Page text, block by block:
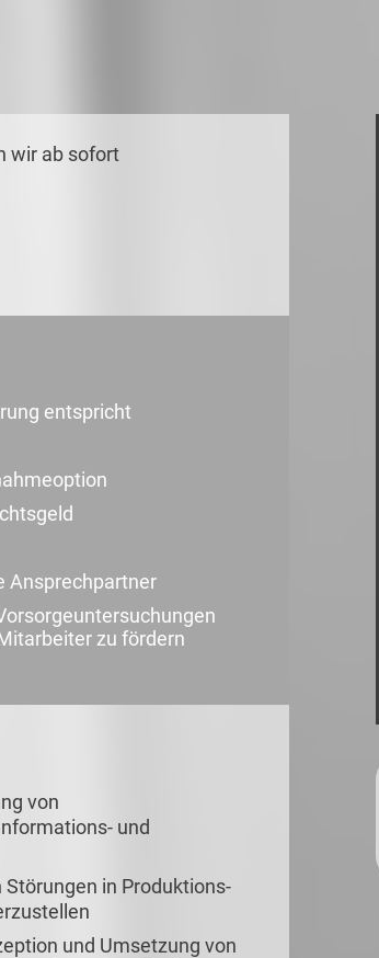
wir ab sofort
entspricht
Ansprechpartner
zu fördern
von
und
in Produktions-
und Umsetzung von